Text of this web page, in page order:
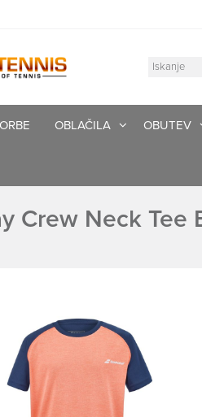
OBLAČILA OBUTEV
Crew Neck Tee